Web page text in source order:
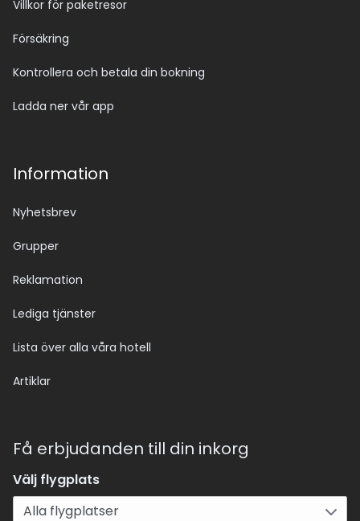
Villkor för paketresor
Försäkring
Kontrollera och betala din bokning
Ladda ner vår app
Information
Nyhetsbrev
Grupper
Reklamation
Lediga tjänster
Lista över alla våra hotell
Artiklar
Få erbjudanden till din inkorg
Välj flygplats